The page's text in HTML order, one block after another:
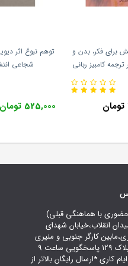
برای فکر، بدن و
کامبیز ربانی
ثالث
توهم نبوغ اثر
شجاعی
525,000 تومان
با هماهنگی قبلی)
انقلاب،خیابان شهدای
کارگر جنوبی و منیری
جاوید،پلاک 129 پاسخگویی ساعت 9
الی 18 ایام کاری *ارسال رایگان بالاتر از